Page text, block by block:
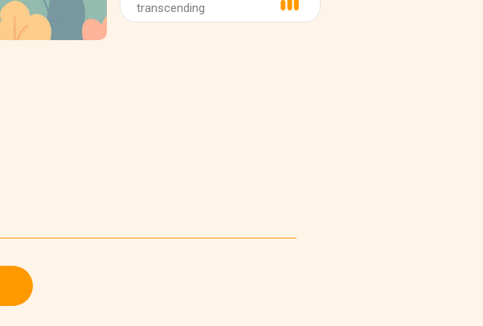
transcending